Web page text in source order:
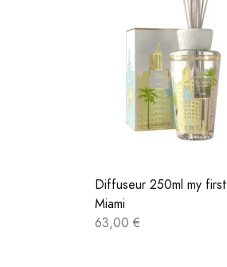
Diffuseur 250ml my first
Miami
63,00 €